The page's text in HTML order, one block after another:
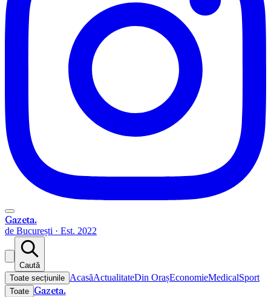
Gazeta.
de București · Est. 2022
Caută
Toate secțiunile AcasăActualitateDin OrașEconomieMedicalSport
Toate Gazeta.